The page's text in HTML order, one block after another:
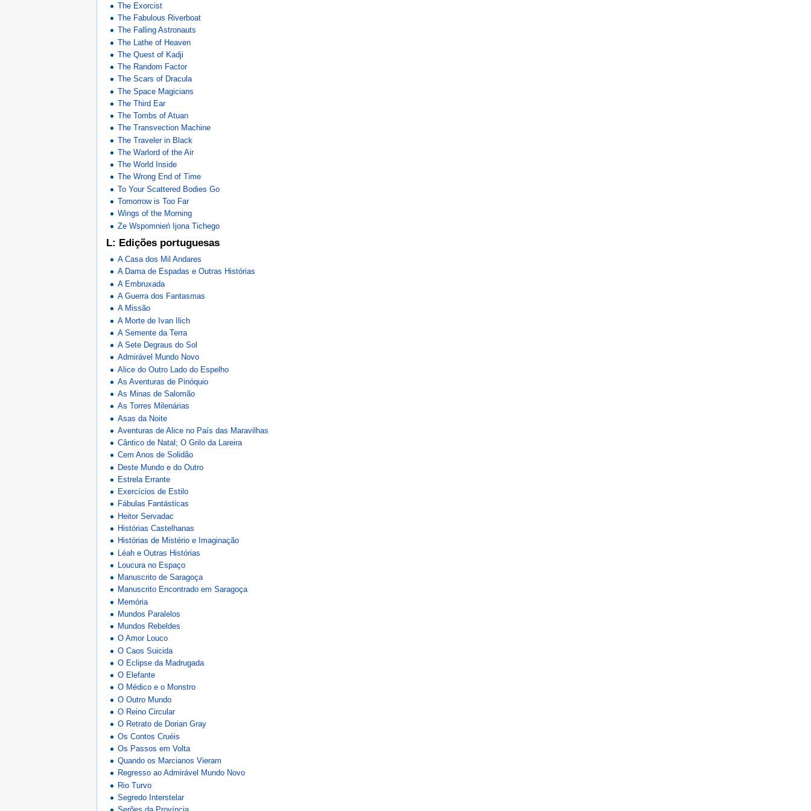
The Exorcist
The Fabulous Riverboat
The Falling Astronauts
The Lathe of Heaven
The Quest of Kadji
The Random Factor
The Scars of Dracula
The Space Magicians
The Third Ear
The Tombs of Atuan
The Transvection Machine
The Traveler in Black
The Warlord of the Air
The World Inside
The Wrong End of Time
To Your Scattered Bodies Go
Tomorrow is Too Far
Wings of the Morning
Ze Wspomnień Ijona Tichego
L: Edições portuguesas
A Casa dos Mil Andares
A Dama de Espadas e Outras Histórias
A Embruxada
A Guerra dos Fantasmas
A Missão
A Morte de Ivan Ilich
A Semente da Terra
A Sete Degraus do Sol
Admirável Mundo Novo
Alice do Outro Lado do Espelho
As Aventuras de Pinóquio
As Minas de Salomão
As Torres Milenárias
Asas da Noite
Aventuras de Alice no País das Maravilhas
Cântico de Natal; O Grilo da Lareira
Cem Anos de Solidão
Deste Mundo e do Outro
Estrela Errante
Exercícios de Estilo
Fábulas Fantásticas
Heitor Servadac
Histórias Castelhanas
Histórias de Mistério e Imaginação
Léah e Outras Histórias
Loucura no Espaço
Manuscrito de Saragoça
Manuscrito Encontrado em Saragoça
Memória
Mundos Paralelos
Mundos Rebeldes
O Amor Louco
O Caos Suicida
O Eclipse da Madrugada
O Elefante
O Médico e o Monstro
O Outro Mundo
O Reino Circular
O Retrato de Dorian Gray
Os Contos Cruéis
Os Passos em Volta
Quando os Marcianos Vieram
Regresso ao Admirável Mundo Novo
Rio Turvo
Segredo Interstelar